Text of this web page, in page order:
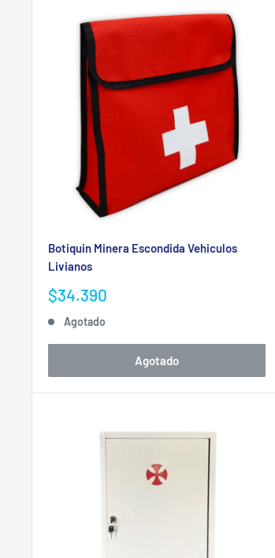
Botiquin Minera Escondida Vehiculos
Livianos
Precio
venta
$34.390
Agotado
Agotado